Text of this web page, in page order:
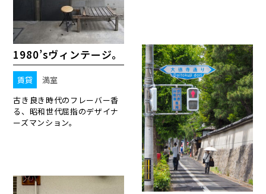
1980’sヴィンテージ。
賃貸
満室
古き良き時代のフレーバー香
る、昭和世代屈指のデザイナ
ーズマンション。